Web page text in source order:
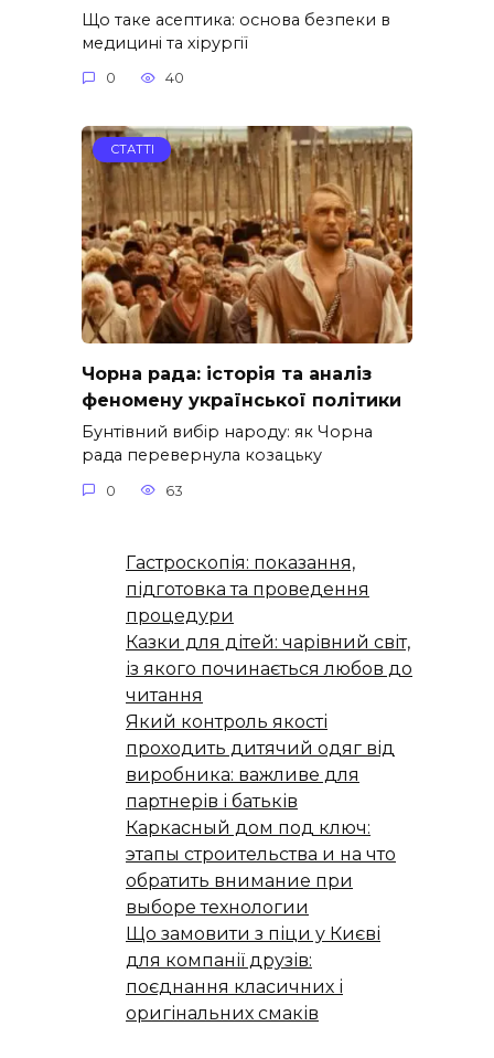
Що таке асептика: основа безпеки в
медицині та хірургії
0 40
СТАТТІ
Чорна рада: історія та аналіз
феномену української політики
Бунтівний вибір народу: як Чорна
рада перевернула козацьку
0 63
Гастроскопія: показання,
підготовка та проведення
процедури
Казки для дітей: чарівний світ,
із якого починається любов до
читання
Який контроль якості
проходить дитячий одяг від
виробника: важливе для
партнерів і батьків
Каркасный дом под ключ:
этапы строительства и на что
обратить внимание при
выборе технологии
Що замовити з піци у Києві
для компанії друзів:
поєднання класичних і
оригінальних смаків